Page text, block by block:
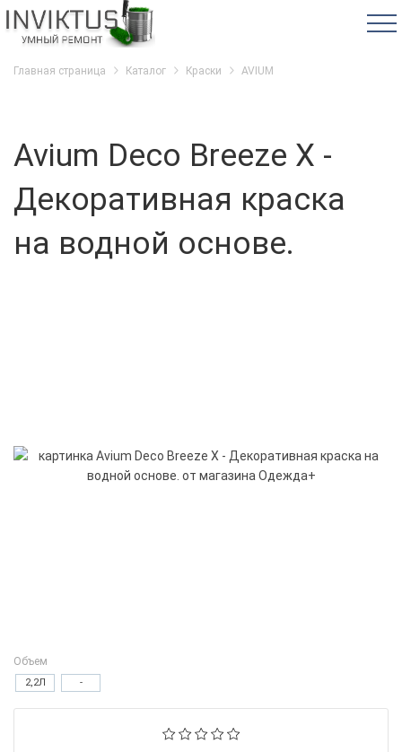
Главная страница Каталог Краски AVIUM
Avium Deco Breeze X -
Декоративная краска
на водной основе.
Объем
2,2Л -